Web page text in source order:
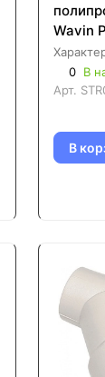
Wavin
0 В
Арт.
В